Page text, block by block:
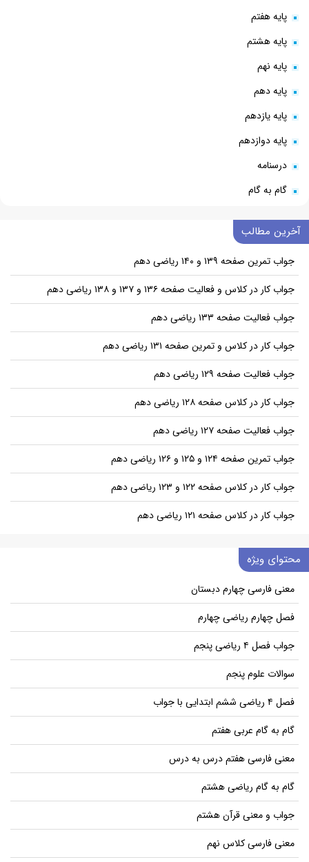
پایه هفتم
پایه هشتم
پایه نهم
پایه دهم
پایه یازدهم
پایه دوازدهم
درسنامه
گام به گام
آخرین مطالب
جواب تمرین صفحه ۱۳۹ و ۱۴۰ ریاضی دهم
جواب کار در کلاس و فعالیت صفحه ۱۳۶ و ۱۳۷ و ۱۳۸ ریاضی دهم
جواب فعالیت صفحه ۱۳۳ ریاضی دهم
جواب کار در کلاس و تمرین صفحه ۱۳۱ ریاضی دهم
جواب فعالیت صفحه ۱۲۹ ریاضی دهم
جواب کار در کلاس صفحه ۱۲۸ ریاضی دهم
جواب فعالیت صفحه ۱۲۷ ریاضی دهم
جواب تمرین صفحه ۱۲۴ و ۱۲۵ و ۱۲۶ ریاضی دهم
جواب کار در کلاس صفحه ۱۲۲ و ۱۲۳ ریاضی دهم
جواب کار در کلاس صفحه ۱۲۱ ریاضی دهم
محتوای ویژه
معنی فارسی چهارم دبستان
فصل چهارم ریاضی چهارم
جواب فصل ۴ ریاضی پنجم
سوالات علوم پنجم
فصل ۴ ریاضی ششم ابتدایی با جواب
گام به گام عربی هفتم
معنی فارسی هفتم درس به درس
گام به گام ریاضی هشتم
جواب و معنی قرآن هشتم
معنی فارسی کلاس نهم